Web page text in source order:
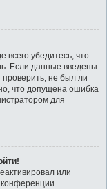
всего убедитесь, что
Если данные введены
не был ли
что допущена ошибка
для
или
конференции